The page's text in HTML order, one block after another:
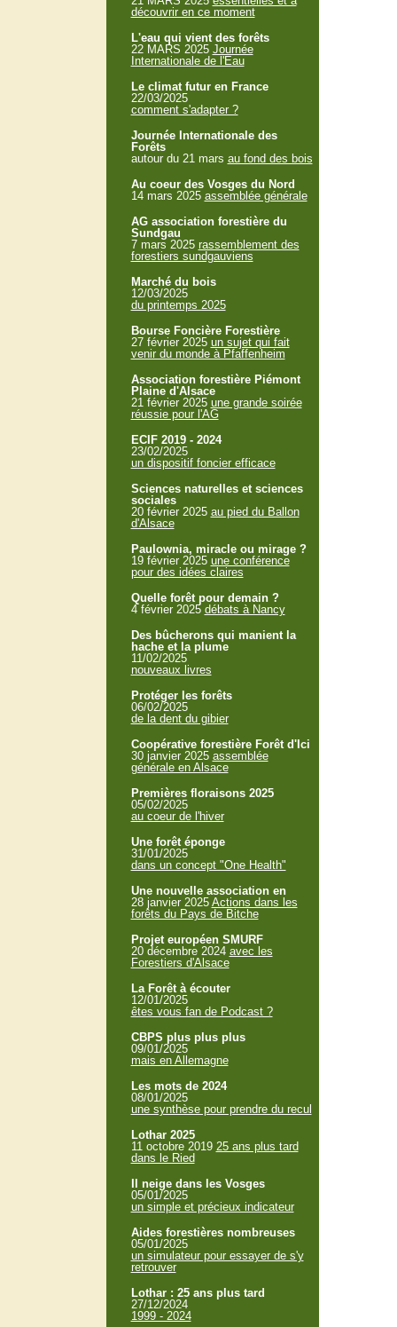
découvrir en ce moment
L'eau qui vient des forêts
22 MARS 2025 Journée
Internationale de l'Eau
Le climat futur en France
22/03/2025
comment s'adapter ?
Journée Internationale des
Forêts
autour du 21 mars au fond des bois
Au coeur des Vosges du Nord
14 mars 2025 assemblée générale
AG association forestière du
Sundgau
7 mars 2025 rassemblement des
forestiers sundgauviens
Marché du bois
12/03/2025
du printemps 2025
Bourse Foncière Forestière
27 février 2025 un sujet qui fait
venir du monde à Pfaffenheim
Association forestière Piémont
Plaine d'Alsace
21 février 2025 une grande soirée
réussie pour l'AG
ECIF 2019 - 2024
23/02/2025
un dispositif foncier efficace
Sciences naturelles et sciences
sociales
20 février 2025 au pied du Ballon
d'Alsace
Paulownia, miracle ou mirage ?
19 février 2025 une conférence
pour des idées claires
Quelle forêt pour demain ?
4 février 2025 débats à Nancy
Des bûcherons qui manient la
hache et la plume
11/02/2025
nouveaux livres
Protéger les forêts
06/02/2025
de la dent du gibier
Coopérative forestière Forêt d'Ici
30 janvier 2025 assemblée
générale en Alsace
Premières floraisons 2025
05/02/2025
au coeur de l'hiver
Une forêt éponge
31/01/2025
dans un concept "One Health"
Une nouvelle association en
28 janvier 2025 Actions dans les
forêts du Pays de Bitche
Projet européen SMURF
20 décembre 2024 avec les
Forestiers d'Alsace
La Forêt à écouter
12/01/2025
êtes vous fan de Podcast ?
CBPS plus plus plus
09/01/2025
mais en Allemagne
Les mots de 2024
08/01/2025
une synthèse pour prendre du recul
Lothar 2025
11 octobre 2019 25 ans plus tard
dans le Ried
Il neige dans les Vosges
05/01/2025
un simple et précieux indicateur
Aides forestières nombreuses
05/01/2025
un simulateur pour essayer de s'y
retrouver
Lothar : 25 ans plus tard
27/12/2024
1999 - 2024